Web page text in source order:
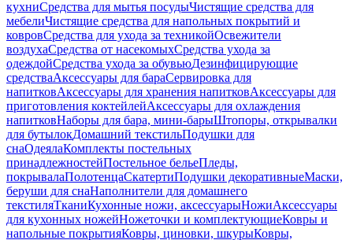
кухниСредства для мытья посудыЧистящие средства для
мебелиЧистящие средства для напольных покрытий и
ковровСредства для ухода за техникойОсвежители
воздухаСредства от насекомыхСредства ухода за
одеждойСредства ухода за обувьюДезинфицирующие
средстваАксессуары для бараСервировка для
напитковАксессуары для хранения напитковАксессуары для
приготовления коктейлейАксессуары для охлаждения
напитковНаборы для бара, мини-барыШтопоры, открывалки
для бутылокДомашний текстильПодушки для
снаОдеялаКомплекты постельных
принадлежностейПостельное бельеПледы,
покрывалаПолотенцаСкатертиПодушки декоративныеМаски,
беруши для снаНаполнители для домашнего
текстиляТканиКухонные ножи, аксессуарыНожиАксессуары
для кухонных ножейНожеточки и комплектующиеКовры и
напольные покрытияКовры, циновки, шкурыКовры,